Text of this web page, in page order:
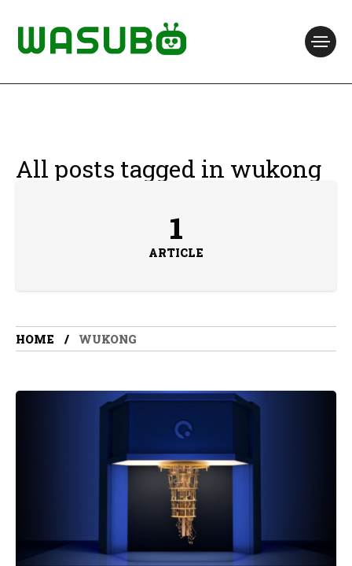
All posts tagged in wukong
1
ARTICLE
HOME WUKONG